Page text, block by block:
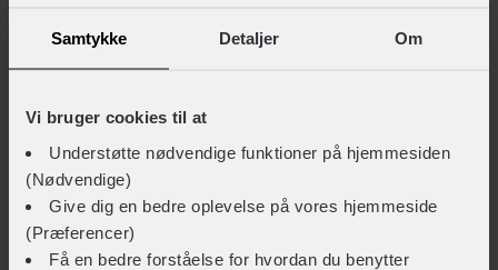
Samtykke Detaljer Om
Vi bruger cookies til at
Understøtte nødvendige funktioner på hjemmesiden
(Nødvendige)
Give dig en bedre oplevelse på vores hjemmeside
(Præferencer)
Få en bedre forståelse for hvordan du benytter
+ 39,-
Weldtite lappegrej med 2 dækjern og 6 lapper